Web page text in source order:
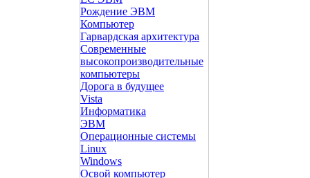
Рождение ЭВМ
Компьютер
Гарвардская архитектура
Современные
высокопроизводительные
компьютеры
Дорога в будущее
Vista
Инфоpматика
ЭВМ
Операционные системы
Linux
Windows
Освой компьютер